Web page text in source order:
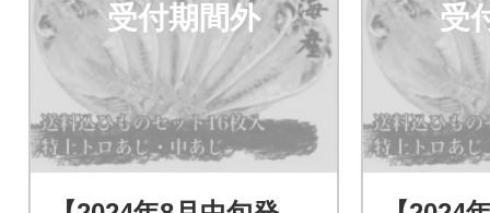
受付期間外 受